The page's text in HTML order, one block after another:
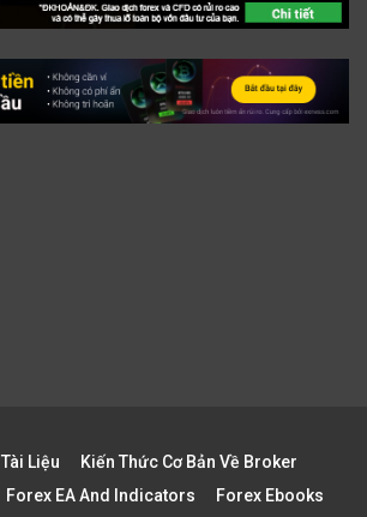
Tài Liệu
Kiến Thức Cơ Bản Về Broker
Forex EA And Indicators Forex Ebooks